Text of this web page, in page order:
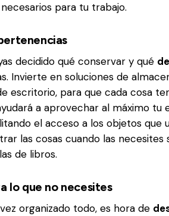
para tu trabajo.
decidido qué conservar y qué
Invierte en soluciones de
escritorio, para que cada cosa
a aprovechar al máximo tu
el acceso a los objetos que
las cosas cuando las
de libros.
lo que no necesites
organizado todo, es hora de